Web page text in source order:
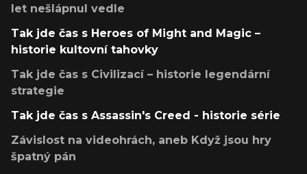
let nešlápnul vedle
Tak jde čas s Heroes of Might and Magic –
historie kultovní tahovky
Tak jde čas s Civilizací – historie legendární
strategie
Tak jde čas s Assassin's Creed - historie série
Závislost na videohrách, aneb Když jsou hry
špatný pán